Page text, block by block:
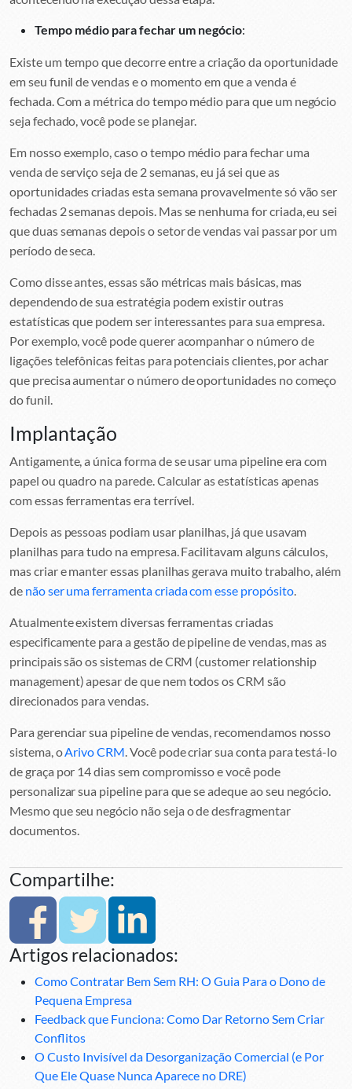
Tempo médio para fechar um negócio:
Existe um tempo que decorre entre a criação da oportunidade
em seu funil de vendas e o momento em que a venda é
fechada. Com a métrica do tempo médio para que um negócio
seja fechado, você pode se planejar.
Em nosso exemplo, caso o tempo médio para fechar uma
venda de serviço seja de 2 semanas, eu já sei que as
oportunidades criadas esta semana provavelmente só vão ser
fechadas 2 semanas depois. Mas se nenhuma for criada, eu sei
que duas semanas depois o setor de vendas vai passar por um
período de seca.
Como disse antes, essas são métricas mais básicas, mas
dependendo de sua estratégia podem existir outras
estatísticas que podem ser interessantes para sua empresa.
Por exemplo, você pode querer acompanhar o número de
ligações telefônicas feitas para potenciais clientes, por achar
que precisa aumentar o número de oportunidades no começo
do funil.
Implantação
Antigamente, a única forma de se usar uma pipeline era com
papel ou quadro na parede. Calcular as estatísticas apenas
com essas ferramentas era terrível.
Depois as pessoas podiam usar planilhas, já que usavam
planilhas para tudo na empresa. Facilitavam alguns cálculos,
mas criar e manter essas planilhas gerava muito trabalho, além
de não ser uma ferramenta criada com esse propósito.
Atualmente existem diversas ferramentas criadas
especificamente para a gestão de pipeline de vendas, mas as
principais são os sistemas de CRM (customer relationship
management) apesar de que nem todos os CRM são
direcionados para vendas.
Para gerenciar sua pipeline de vendas, recomendamos nosso
sistema, oArivo CRM. Você pode criar sua conta para testá-lo
de graça por 14 dias sem compromisso e você pode
personalizar sua pipeline para que se adeque ao seu negócio.
Mesmo que seu negócio não seja o de desfragmentar
documentos.
Compartilhe:
Artigos relacionados:
Como Contratar Bem Sem RH: O Guia Para o Dono de
Pequena Empresa
Feedback que Funciona: Como Dar Retorno Sem Criar
Conflitos
O Custo Invisível da Desorganização Comercial (e Por
Que Ele Quase Nunca Aparece no DRE)